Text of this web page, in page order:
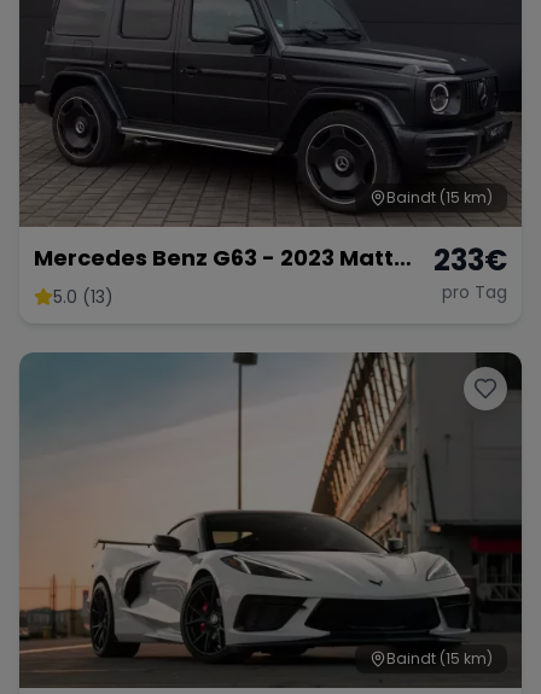
Range Rover Corvette
Baindt (15 km)
Mercedes Benz G63 - 2023 Matt
Schwarz
5.0 (13)
233€
pro Tag
Baindt (15 km)